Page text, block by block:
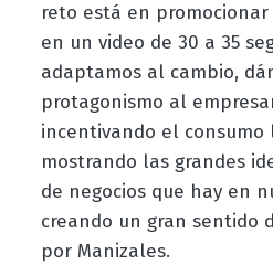
reto está en
en un video de 30 a 35
adaptamos al cambio,
protagonismo al
incentivando el consumo
mostrando las grandes
de negocios que hay en
creando un gran sentido
por Manizales.